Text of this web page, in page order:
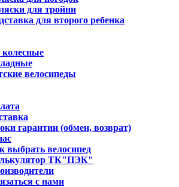
для тройни
для второго ребенка
колесные
велосипеды
гарантии (обмен, возврат)
выбрать велосипед
ТК"ПЭК"
с нами